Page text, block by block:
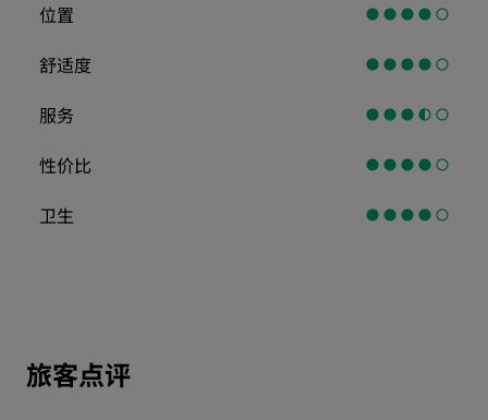
位置
舒适度
服务
性价比
卫生
旅客点评